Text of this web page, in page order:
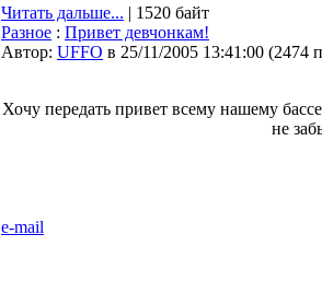
Читать дальше... | 1520 байт
Разное : Привет девчонкам!
Автор: UFFO в 25/11/2005 13:41:00 (2474
Хочу передать привет всему нашему
не
e-mail